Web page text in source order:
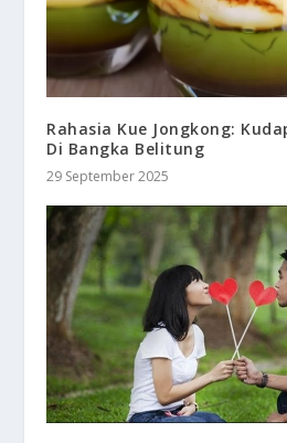
Rahasia Kue Jongkong:
Di Bangka Belitung
29 September 2025